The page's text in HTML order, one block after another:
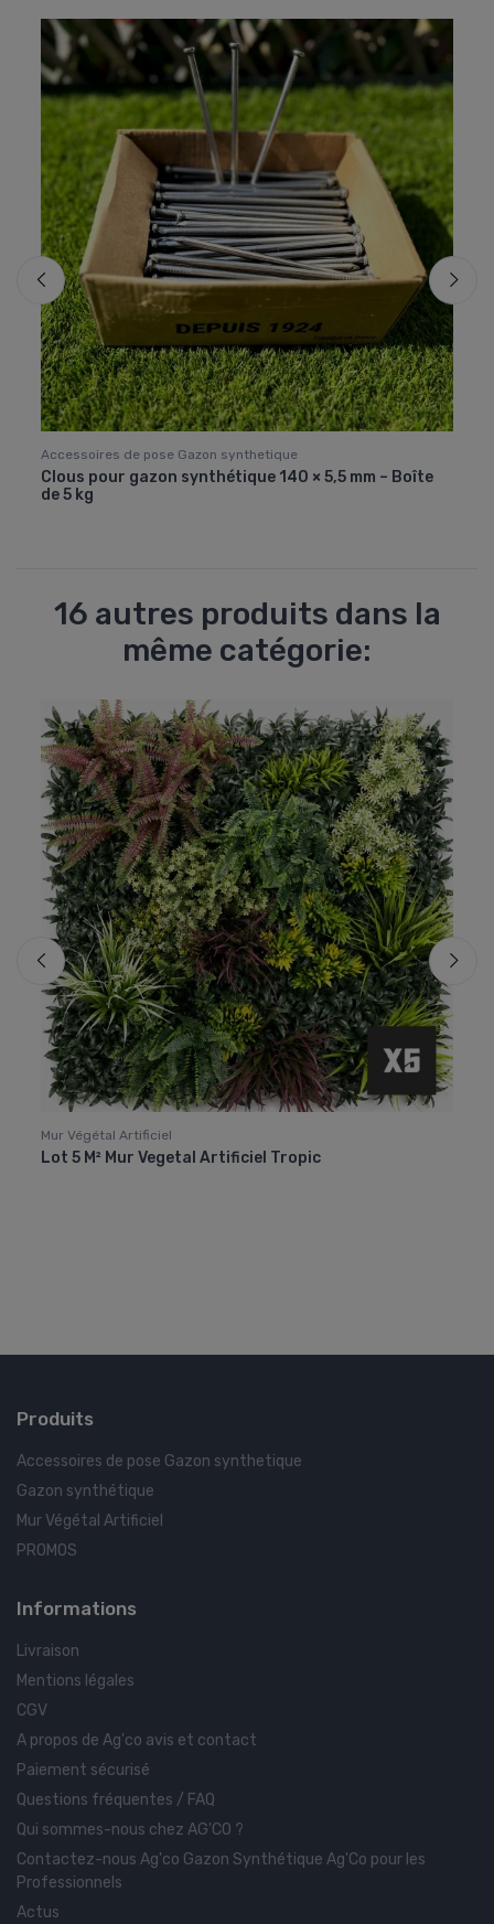
Accessoires de pose Gazon synthetique
Clous pour gazon synthétique 140 × 5,5 mm – Boîte
de 5 kg
16 autres produits dans la
même catégorie:
Mur Végétal Artificiel
Lot 5 M² Mur Vegetal Artificiel Tropic
Produits
Accessoires de pose Gazon synthetique
Gazon synthétique
Mur Végétal Artificiel
PROMOS
Informations
Livraison
Mentions légales
CGV
A propos de Ag'co avis et contact
Paiement sécurisé
Questions fréquentes / FAQ
Qui sommes-nous chez AG'CO ?
Contactez-nous Ag'co Gazon Synthétique Ag'Co pour les
Professionnels
Actus